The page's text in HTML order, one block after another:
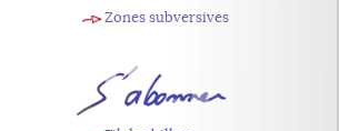
Zones subversives